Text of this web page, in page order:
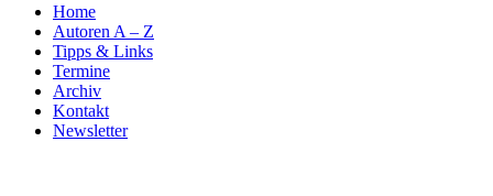
Home
Autoren A – Z
Tipps & Links
Termine
Archiv
Kontakt
Newsletter